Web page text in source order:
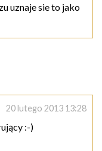
uznaje sie to jako
20 lutego 2013 13:28
:-)